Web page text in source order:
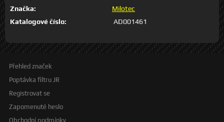
Značka:
Milotec
Katalogové číslo:
AD001461
Přehled značek
Poptávka filtru JR
Registrovat se
Zapomenuté heslo
Obchodní podmínky